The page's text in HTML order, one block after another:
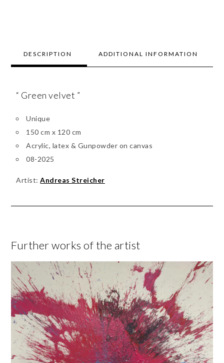
DESCRIPTION ADDITIONAL INFORMATION
“ Green velvet ”
Unique
150 cm x 120 cm
Acrylic, latex & Gunpowder on canvas
08-2025
Artist:Andreas Streicher
Further works of the artist